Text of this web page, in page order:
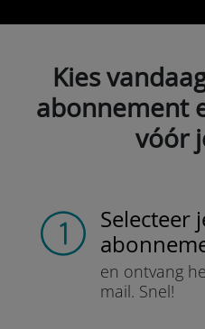
Kies
abonnement
vóór
Selecteer
en ontvang
mail. Snel!